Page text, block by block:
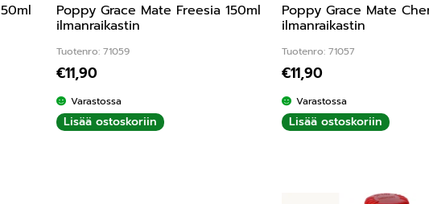
Poppy Grace Mate Freesia 150ml
ilmanraikastin
Tuotenro: 71059
€11,90
Varastossa
Lisää ostoskoriin
Poppy Grace Mate
ilmanraikastin
Tuotenro: 71057
€11,90
Varastossa
Lisää ostoskoriin